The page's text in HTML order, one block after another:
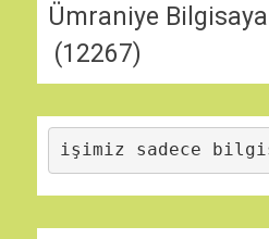
Ümraniye
(12267)
işimiz sadece